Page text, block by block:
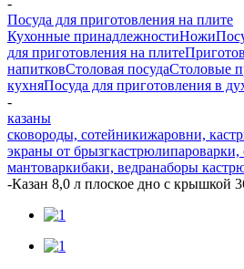
Посуда для приготовления на плите
Кухонные принадлежностиНожи
для приготовления на плите
напитковСтоловая посудаСтоловые
кухняПосуда для приготовления в
-
казаны
сковороды, сотейникижаровни,
экраны от брызгкастрюлипароварки,
мантоваркибаки, ведранаборы
-Казан 8,0 л плоское дно с крышкой